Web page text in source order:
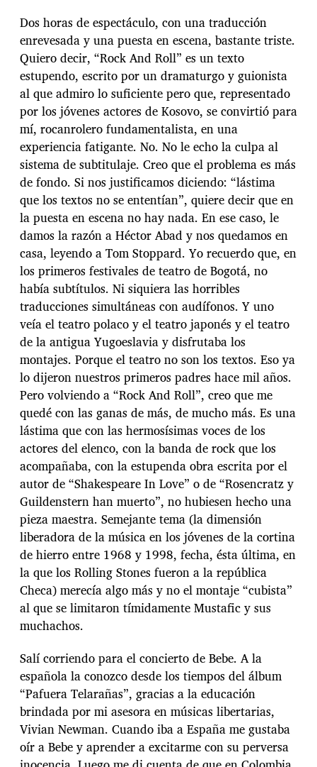
Dos horas de espectáculo, con una traducción
enrevesada y una puesta en escena, bastante triste.
Quiero decir, “Rock And Roll” es un texto
estupendo, escrito por un dramaturgo y guionista
al que admiro lo suficiente pero que, representado
por los jóvenes actores de Kosovo, se convirtió para
mí, rocanrolero fundamentalista, en una
experiencia fatigante. No. No le echo la culpa al
sistema de subtitulaje. Creo que el problema es más
de fondo. Si nos justificamos diciendo: “lástima
que los textos no se ententían”, quiere decir que en
la puesta en escena no hay nada. En ese caso, le
damos la razón a Héctor Abad y nos quedamos en
casa, leyendo a Tom Stoppard. Yo recuerdo que, en
los primeros festivales de teatro de Bogotá, no
había subtítulos. Ni siquiera las horribles
traducciones simultáneas con audífonos. Y uno
veía el teatro polaco y el teatro japonés y el teatro
de la antigua Yugoeslavia y disfrutaba los
montajes. Porque el teatro no son los textos. Eso ya
lo dijeron nuestros primeros padres hace mil años.
Pero volviendo a “Rock And Roll”, creo que me
quedé con las ganas de más, de mucho más. Es una
lástima que con las hermosísimas voces de los
actores del elenco, con la banda de rock que los
acompañaba, con la estupenda obra escrita por el
autor de “Shakespeare In Love” o de “Rosencratz y
Guildenstern han muerto”, no hubiesen hecho una
pieza maestra. Semejante tema (la dimensión
liberadora de la música en los jóvenes de la cortina
de hierro entre 1968 y 1998, fecha, ésta última, en
la que los Rolling Stones fueron a la república
Checa) merecía algo más y no el montaje “cubista”
al que se limitaron tímidamente Mustafic y sus
muchachos.
Salí corriendo para el concierto de Bebe. A la
española la conozco desde los tiempos del álbum
“Pafuera Telarañas”, gracias a la educación
brindada por mi asesora en músicas libertarias,
Vivian Newman. Cuando iba a España me gustaba
oír a Bebe y aprender a excitarme con su perversa